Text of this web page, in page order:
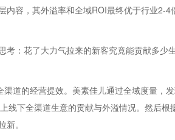
容，其外溢率和全域ROI最终优于行业2-4
：花了大力气拉来的新客究竟能贡献多少
道的经营提效。美素佳儿通过全域度量，
线下全渠道生意的贡献与外溢情况。然后根
。